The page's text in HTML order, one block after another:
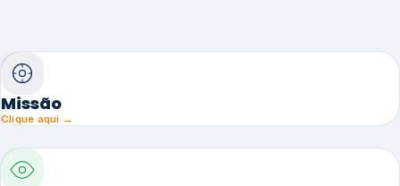
Missão
Clique aqui →